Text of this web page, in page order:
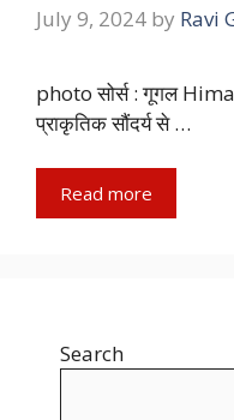
July 9, 2024 by Ravi
photo सोर्स : गूगल
प्राकृतिक सौंदर्य से …
Read more
Search